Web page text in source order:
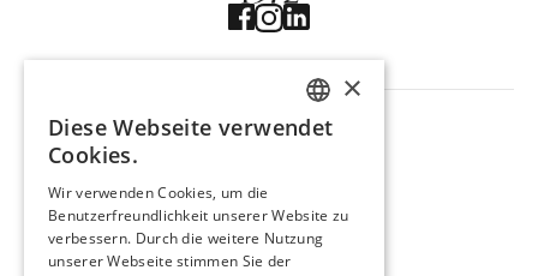
Produkte
Trouvaille
Über uns
Kontakt
Impressum
GERMAN
FRENCH
×
Diese Webseite verwendet
Cookies.
Wir verwenden Cookies, um die
Benutzerfreundlichkeit unserer Website zu
verbessern. Durch die weitere Nutzung
unserer Webseite stimmen Sie der